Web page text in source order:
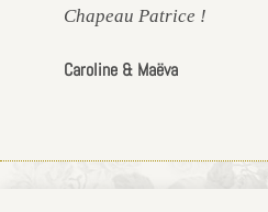
Chapeau Patrice !
Caroline & Maëva